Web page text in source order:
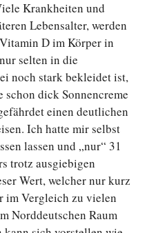
Krankheiten und
Lebensalter, werden
D im Körper in
selten in die
noch stark bekleidet ist,
schon dick Sonnencreme
einen deutlichen
Ich hatte mir selbst
lassen und „nur“ 31
trotz ausgiebigen
Wert, welcher nur kurz
im Vergleich zu vielen
Norddeutschen Raum